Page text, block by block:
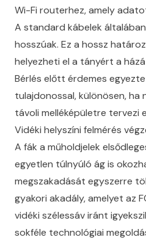
Wi-Fi routerhez, amely
A standard kábelek
hosszúak. Ez a hossz
helyezheti el a tányért a
Bérlés előtt érdemes
tulajdonossal, különösen, ha
távoli melléképületre tervezi
Vidéki helyszíni felmérés
A fák a műholdjelek
egyetlen túlnyúló ág is
megszakadását egyszerre
gyakori akadály, amelyet az
vidéki szélessáv iránt
sokféle technológiai